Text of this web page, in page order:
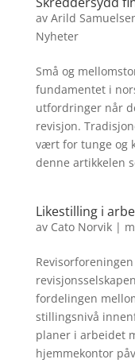
av Arild
Nyheter
Små og
fundamentet i
utfordringer når
revisjon.
vært for tunge og
denne artikkelen
Likestilling i
av Cato Norvik|
fordelingen
stillingsnivå
planer i arbeidet
hjemmekontor